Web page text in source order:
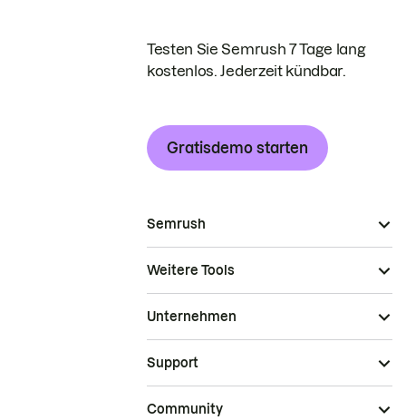
Testen Sie Semrush 7 Tage lang
kostenlos. Jederzeit kündbar.
Gratisdemo starten
Semrush
Weitere Tools
Unternehmen
Support
Community